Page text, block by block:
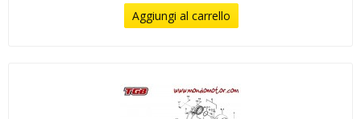
Aggiungi al carrello